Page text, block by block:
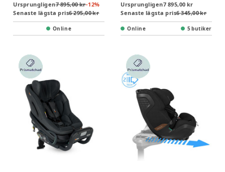
Ursprungligen7 895,00 kr-12%
Senaste lägsta pris6 295,00 kr
Online
Ursprungligen7 895,00 kr
Senaste lägsta pris6 345,00 kr
Online 5 butiker